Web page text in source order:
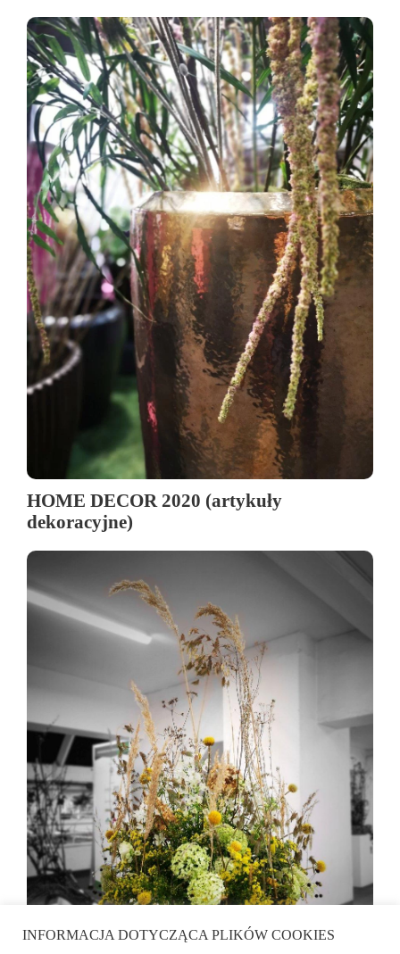
HOME DECOR 2020 (artykuły
dekoracyjne)
INFORMACJA DOTYCZĄCA PLIKÓW COOKIES